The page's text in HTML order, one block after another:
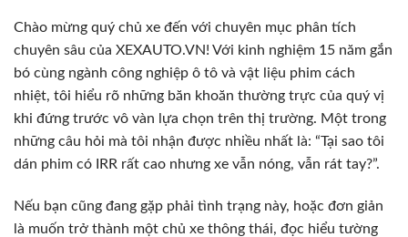
Chào mừng quý chủ xe đến với chuyên mục phân tích
chuyên sâu của XEXAUTO.VN! Với kinh nghiệm 15 năm gắn
bó cùng ngành công nghiệp ô tô và vật liệu phim cách
nhiệt, tôi hiểu rõ những băn khoăn thường trực của quý vị
khi đứng trước vô vàn lựa chọn trên thị trường. Một trong
những câu hỏi mà tôi nhận được nhiều nhất là: “Tại sao tôi
dán phim có IRR rất cao nhưng xe vẫn nóng, vẫn rát tay?”.
Nếu bạn cũng đang gặp phải tình trạng này, hoặc đơn giản
là muốn trở thành một chủ xe thông thái, đọc hiểu tường